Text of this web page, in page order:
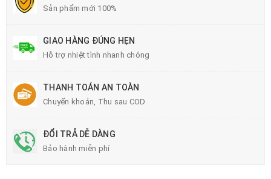
Sản phẩm mới 100%
GIAO HÀNG ĐÚNG HẸN
Hỗ trợ nhiệt tình nhanh chóng
THANH TOÁN AN TOÀN
Chuyển khoản, Thu sau COD
ĐỔI TRẢ DỄ DÀNG
Bảo hành miễn phí